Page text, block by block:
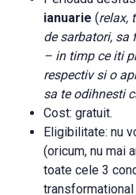
ianuarie (relax,
de sarbatori, sa
– in timp ce iti
respectiv si o
sa te odihnesti
Cost: gratuit.
Eligibilitate: nu
(oricum, nu mai
toate cele 3
transformational